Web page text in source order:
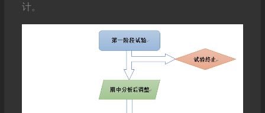
计。